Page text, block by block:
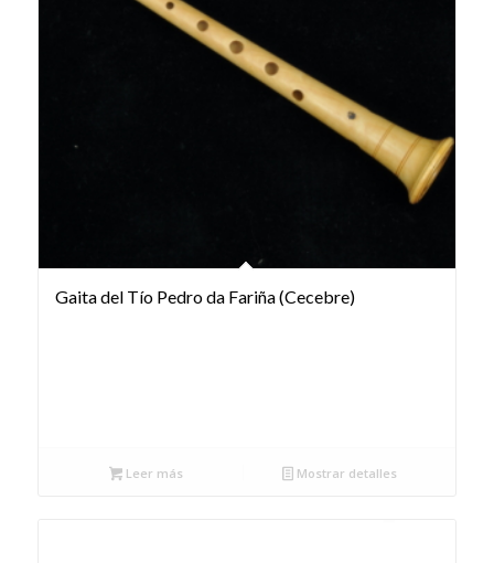
Gaita del Tío Pedro da Fariña (Cecebre)
Leer más Mostrar detalles